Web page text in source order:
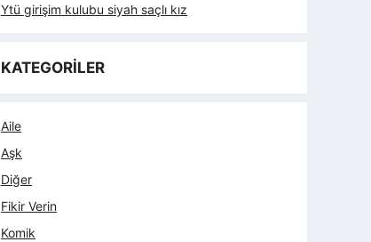
Ytü girişim kulubu siyah saçlı kız
KATEGORİLER
Aile
Aşk
Diğer
Fikir Verin
Komik